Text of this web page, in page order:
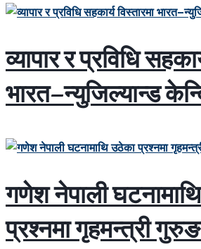
व्यापार र प्रविधि
भारत–न्युजिल्यान्ड
गणेश नेपाली
प्रश्नमा गृहमन्त्री